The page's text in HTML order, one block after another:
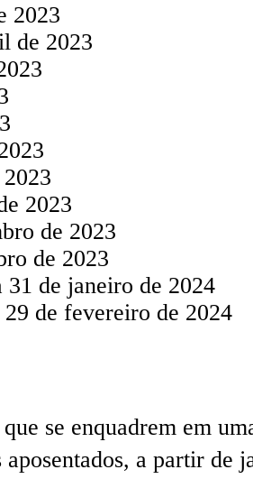
2023
de 2023
2023
de 2023
de 2023
31 de janeiro de 2024
de fevereiro de 2024
se enquadrem em
a partir de